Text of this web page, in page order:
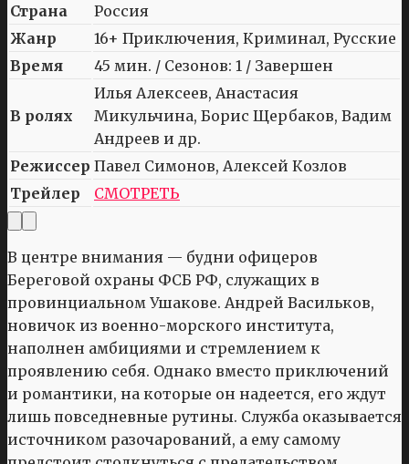
Страна
Россия
Жанр
16+ Приключения, Криминал, Русские
Время
45 мин. / Сезонов: 1 / Завершен
В ролях
Илья Алексеев, Анастасия
Микульчина, Борис Щербаков, Вадим
Андреев и др.
Режиссер Павел Симонов, Алексей Козлов
Трейлер
СМОТРЕТЬ
В центре внимания — будни офицеров
Береговой охраны ФСБ РФ, служащих в
провинциальном Ушакове. Андрей Васильков,
новичок из военно-морского института,
наполнен амбициями и стремлением к
проявлению себя. Однако вместо приключений
и романтики, на которые он надеется, его ждут
лишь повседневные рутины. Служба оказывается
источником разочарований, а ему самому